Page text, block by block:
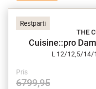
Restparti
THE
Cuisine::pro
L 12/12,5/14/
Pris
6799,95